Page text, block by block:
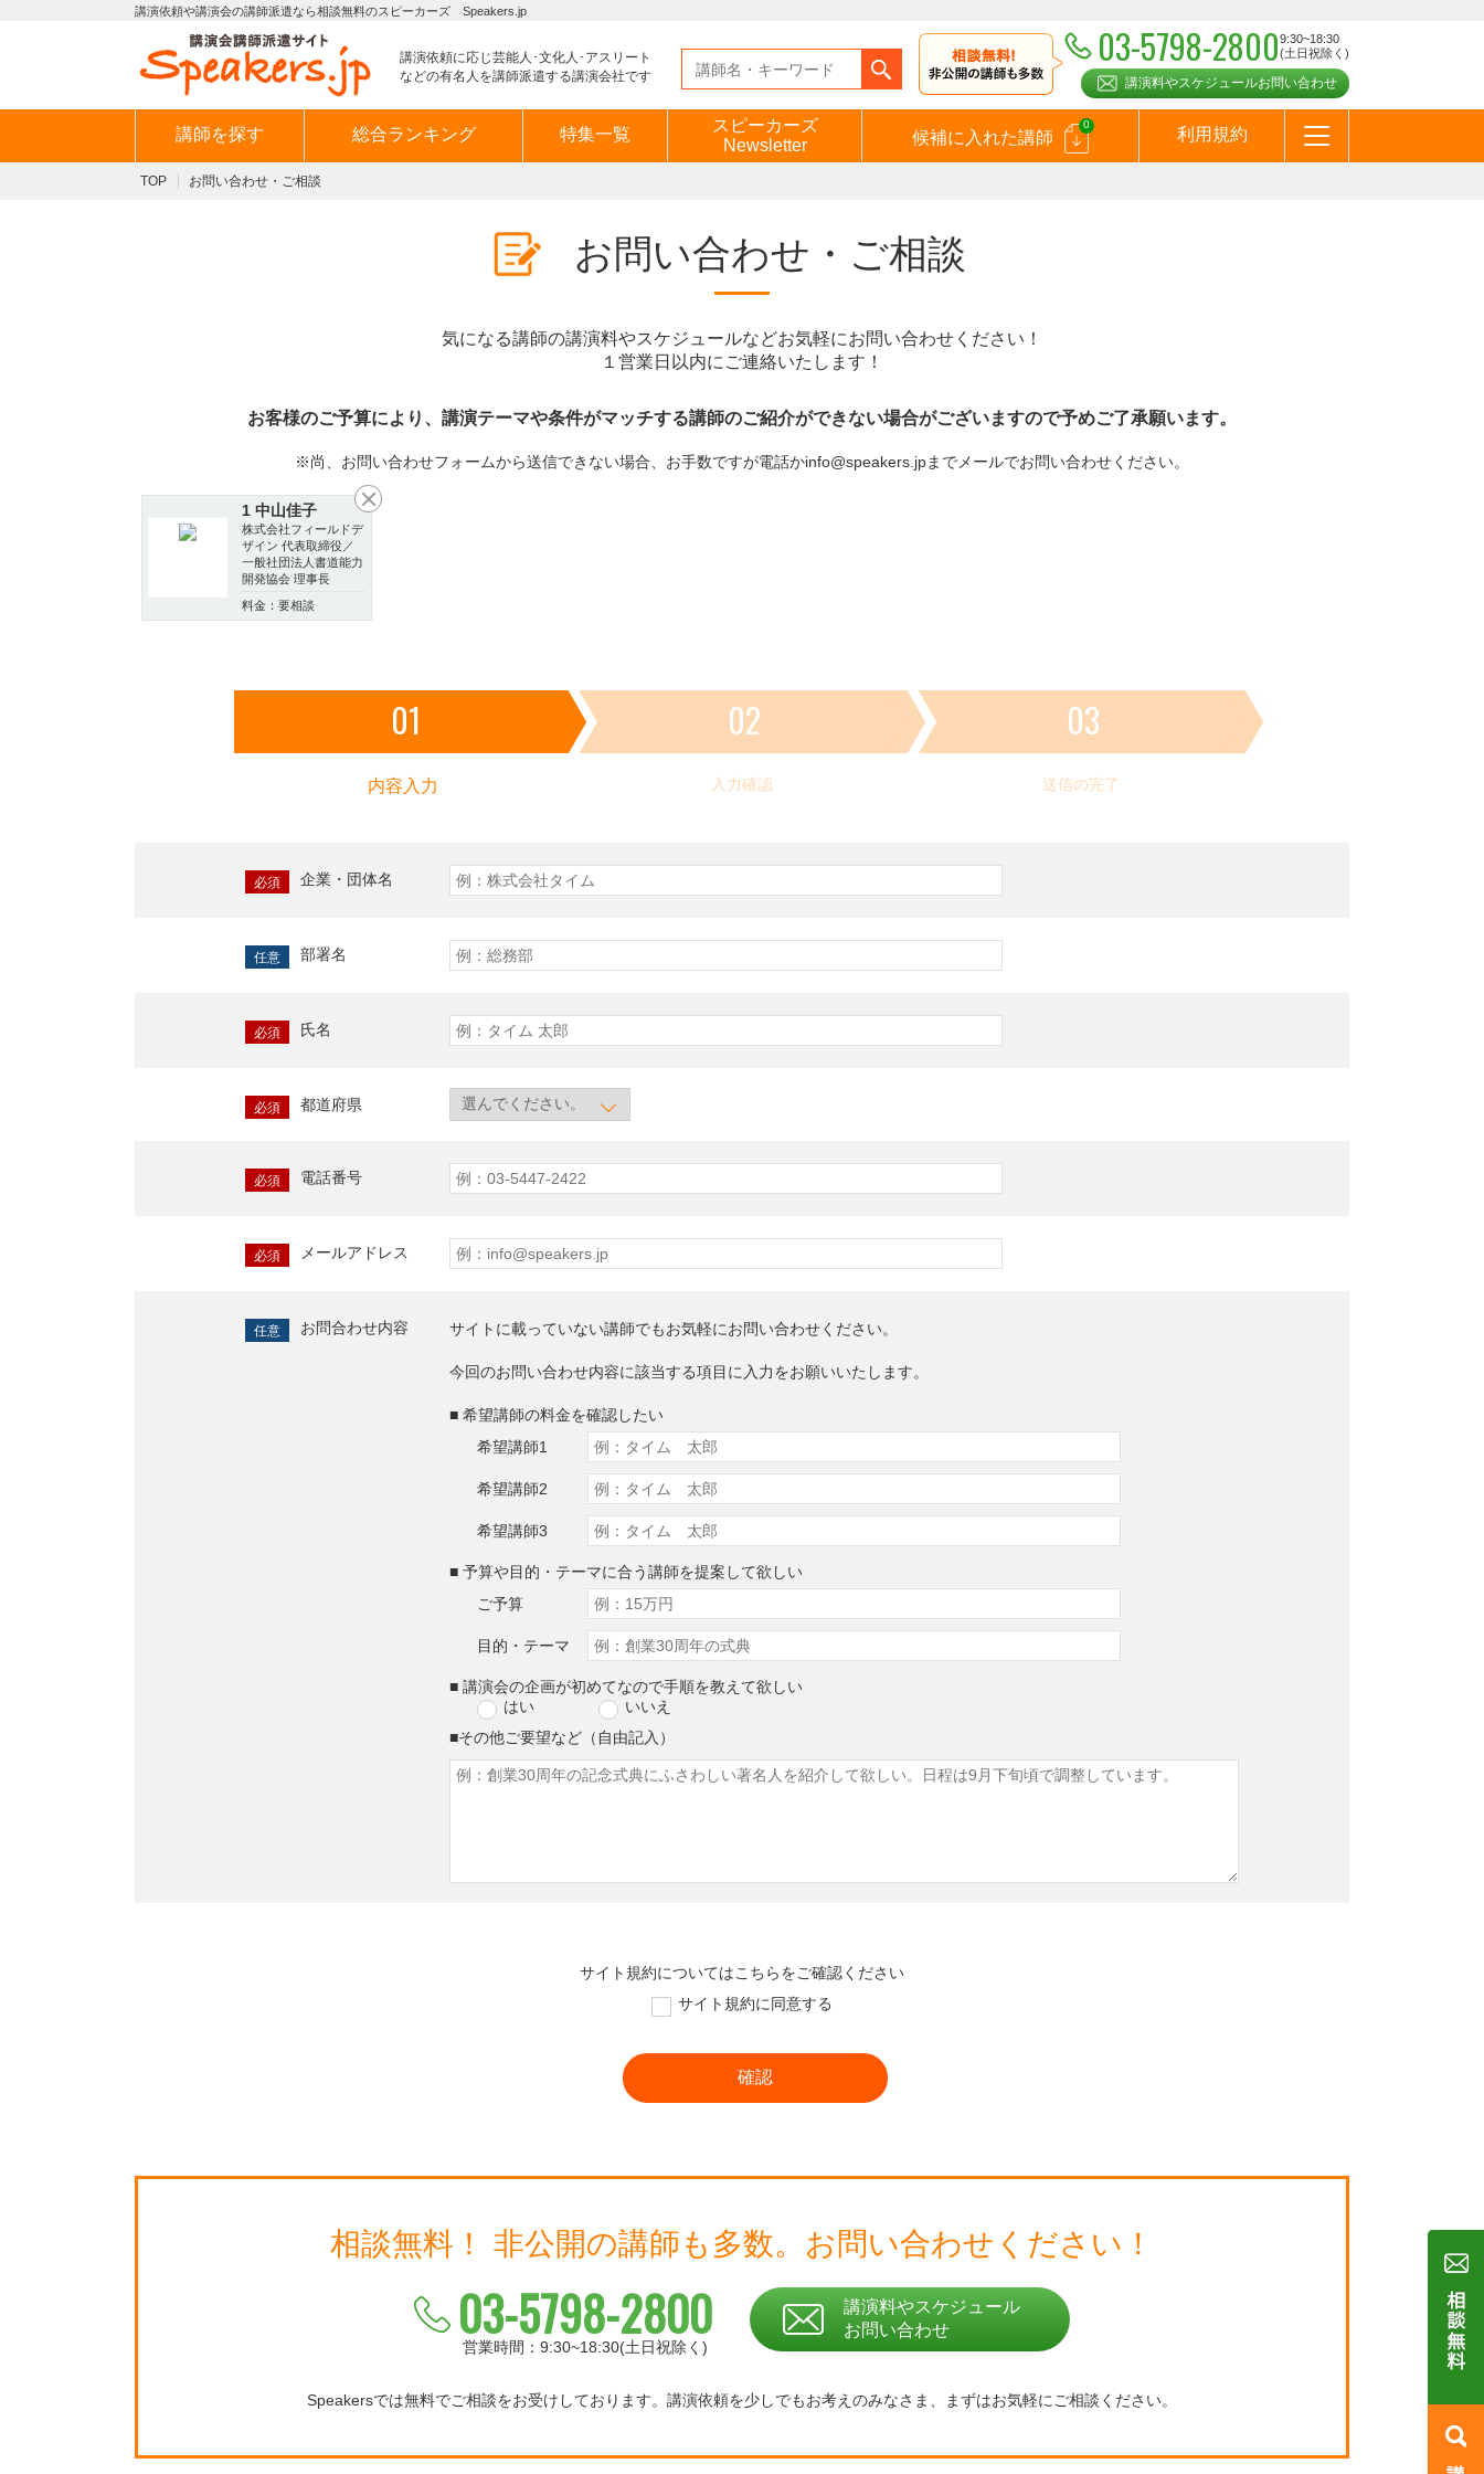
講演依頼や講演会の講師派遣なら相談無料のスピーカーズ Speakers.jp
講演依頼に応じ芸能人･文化人･アスリート
などの有名人を講師派遣する講演会社です
03-5798-28009:30~18:30
(土日祝除く)
講演料やスケジュールお問い合わせ
講師を探す 総合ランキング 特集一覧
スピーカーズ
Newsletter
候補に入れた講師
0
利用規約
TOP お問い合わせ・ご相談
お問い合わせ・ご相談
気になる講師の講演料やスケジュールなどお気軽にお問い合わせください！
１営業日以内にご連絡いたします！
お客様のご予算により、講演テーマや条件がマッチする講師のご紹介ができない場合がございますので予めご了承願います。
※尚、お問い合わせフォームから送信できない場合、お手数ですが電話かinfo@speakers.jpまでメールでお問い合わせください。
1 中山佳子
株式会社フィールドデ
ザイン 代表取締役／
一般社団法人書道能力
開発協会 理事長
料金：要相談
01
内容入力
02
入力確認
03
送信の完了
必須 企業・団体名
任意 部署名
必須 氏名
必須 都道府県
必須 電話番号
必須 メールアドレス
任意 お問合わせ内容 サイトに載っていない講師でもお気軽にお問い合わせください。
今回のお問い合わせ内容に該当する項目に入力をお願いいたします。
■ 希望講師の料金を確認したい
希望講師1
希望講師2
希望講師3
■ 予算や目的・テーマに合う講師を提案して欲しい
ご予算
目的・テーマ
■ 講演会の企画が初めてなので手順を教えて欲しい
はい
いいえ
■その他ご要望など（自由記入）
サイト規約についてはこちらをご確認ください
サイト規約に同意する
相談無料！ 非公開の講師も多数。 お問い合わせください！
03-5798-2800
営業時間：9:30~18:30(土日祝除く)
講演料やスケジュール
お問い合わせ
Speakersでは無料でご相談をお受けしております。 講演依頼を少しでもお考えのみなさま、 まずはお気軽にご相談ください。